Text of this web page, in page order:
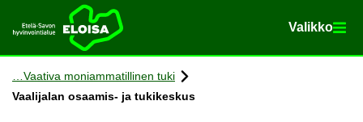
Etusi­vu Va­lik­ko
Va­lik­ko
Siir­ry si­säl­töön
Vaa­ti­va mo­niam­ma­til­li­nen tuki
Vaa­li­ja­lan osaamis-​ ja tu­ki­kes­kus